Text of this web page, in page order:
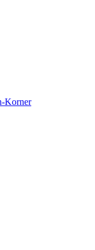
Korner